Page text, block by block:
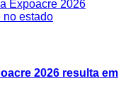
2026 resulta em